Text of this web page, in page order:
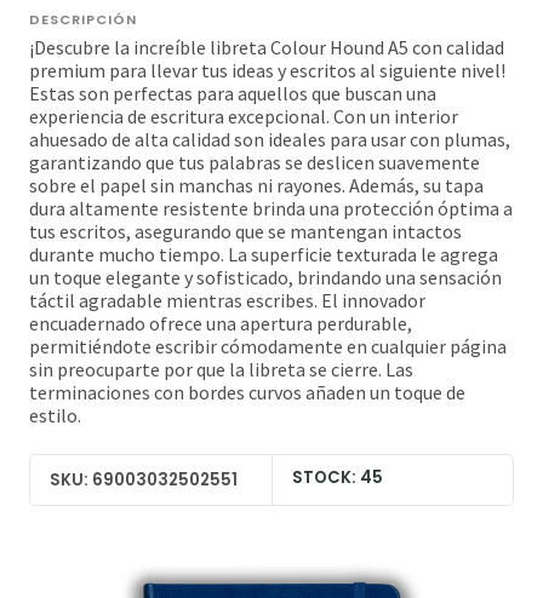
DESCRIPCIÓN
¡Descubre la increíble libreta Colour Hound A5 con calidad
premium para llevar tus ideas y escritos al siguiente nivel!
Estas son perfectas para aquellos que buscan una
experiencia de escritura excepcional. Con un interior
ahuesado de alta calidad son ideales para usar con plumas,
garantizando que tus palabras se deslicen suavemente
sobre el papel sin manchas ni rayones. Además, su tapa
dura altamente resistente brinda una protección óptima a
tus escritos, asegurando que se mantengan intactos
durante mucho tiempo. La superficie texturada le agrega
un toque elegante y sofisticado, brindando una sensación
táctil agradable mientras escribes. El innovador
encuadernado ofrece una apertura perdurable,
permitiéndote escribir cómodamente en cualquier página
sin preocuparte por que la libreta se cierre. Las
terminaciones con bordes curvos añaden un toque de
estilo.
SKU: 69003032502551 STOCK: 45